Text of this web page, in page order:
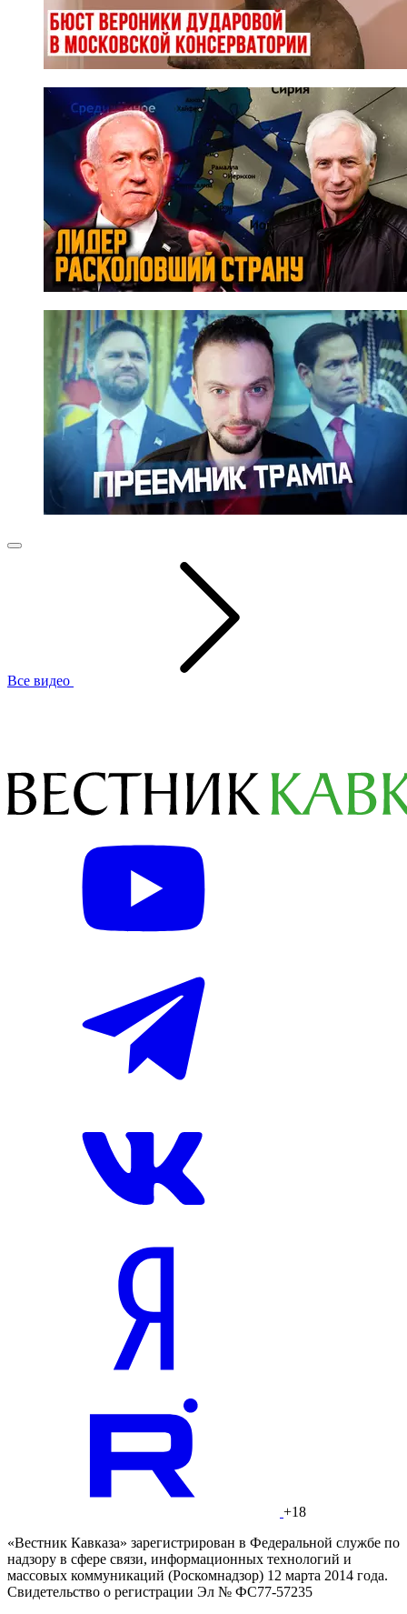
Все видео
+18
«Вестник Кавказа» зарегистрирован в Федеральной службе по
надзору в сфере связи, информационных технологий и
массовых коммуникаций (Роскомнадзор) 12 марта 2014 года.
Свидетельство о регистрации Эл № ФС77-57235